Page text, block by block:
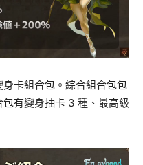
卡組合包。綜合組合包包
有變身抽卡 3 種、最高級